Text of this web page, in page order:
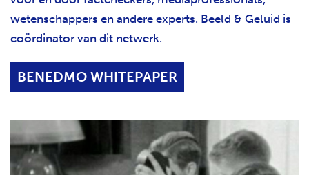
wetenschappers en andere experts. Beeld & Geluid is
coördinator van dit netwerk.
BENEDMO WHITEPAPER